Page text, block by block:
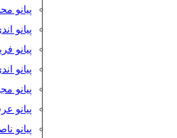
پیانو
پیانو
پیانو
پیانو
پیانو
پیانو
پیانو